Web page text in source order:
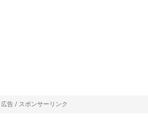
広告 / スポンサーリンク